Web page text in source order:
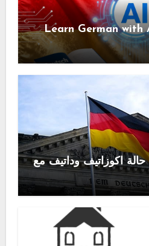
Learn German with
حالة اكوزاتيف وداتيف مع